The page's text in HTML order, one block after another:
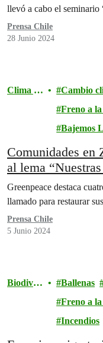
llevó a cabo el
Prensa Chile
28 Junio 2024
Clima y
Cambio
Freno a
Bajemos
Comunidades en
al lema
el Día Mundial
Greenpeace destaca
llamado para restaurar
Prensa Chile
5 Junio 2024
Biodiver
Ballenas
Freno a
Incendios